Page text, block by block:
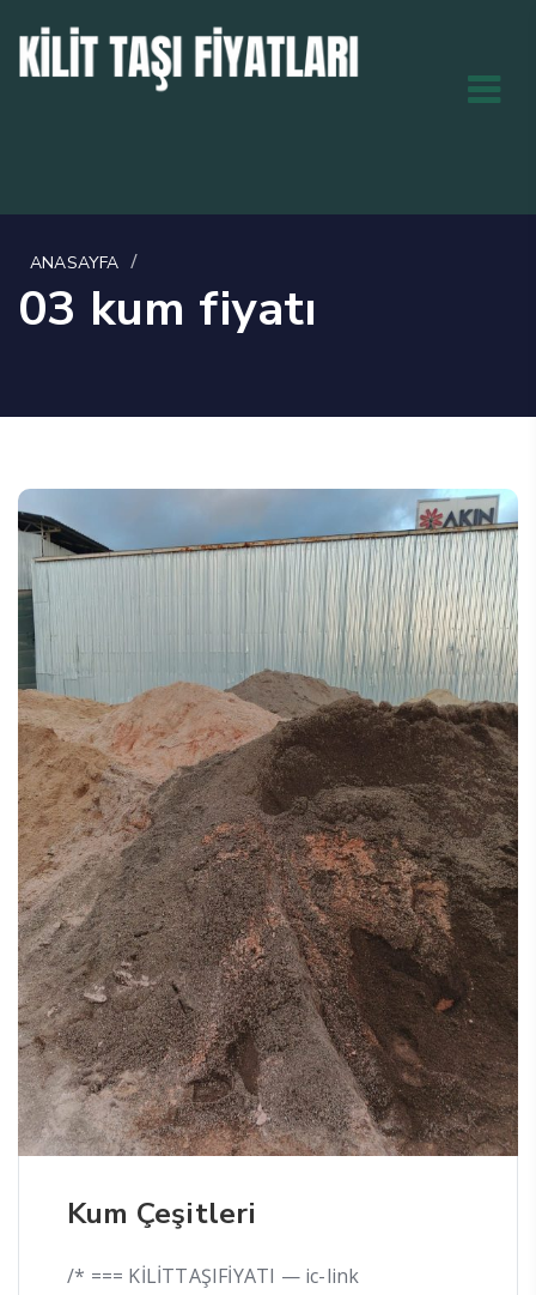
ANASAYFA /
03 kum fiyatı
Kum Çeşitleri
/* === KİLİTTAŞIFİYATI — ic-link